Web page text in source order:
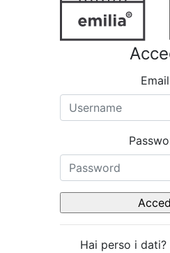
Hai perso i dati?